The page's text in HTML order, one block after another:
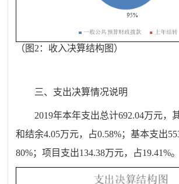
（图2：收入决算结构图）
三、 支出决算情况说明
2019年本年支出总计692.04万元，
和结余4.05万元，占0.58%；基本支出
80%；项目支出134.38万元，占19.41%。